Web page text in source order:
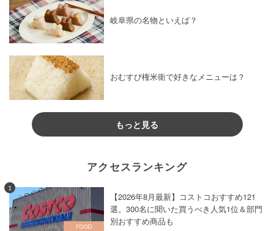
岐阜県の名物といえば？
おむすび権米衛で好きなメニューは？
もっと見る
アクセスランキング
1
【2026年8月最新】コストコおすすめ121
選。300名に聞いた買うべき人気1位＆部門
別おすすめ商品も